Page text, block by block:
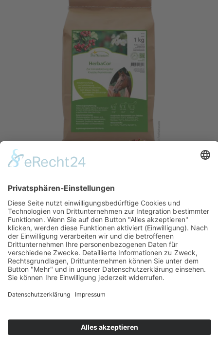
HerbaCor Kräuter
zur Unterstützung der Kreislauffunktion
22,50 €
Miet- und Kaufbedingungen
Datenschutz